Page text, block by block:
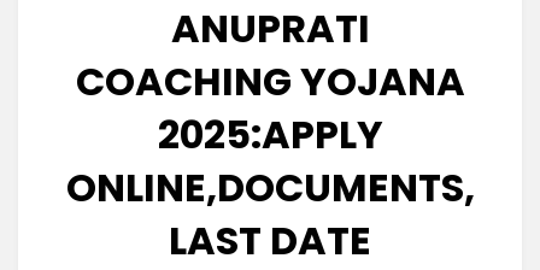
ANUPRATI
COACHING YOJANA
2025:APPLY
ONLINE,DOCUMENTS,
LAST DATE